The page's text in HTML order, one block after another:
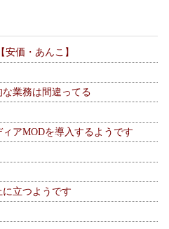
安価・あんこ】
業務は間違ってる
アMODを導入するようです
立つようです